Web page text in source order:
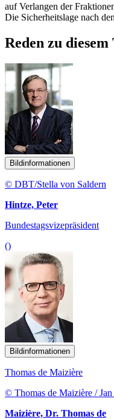
auf Verlangen der
Die Sicherheitslage nach
Reden zu
Bildinformationen
© DBT/Stella von Saldern
Hintze, Peter
Bundestagsvizepräsident
()
Bildinformationen
Thomas de Maizière
© Thomas de Maizière /
Maizière, Dr. Thomas de